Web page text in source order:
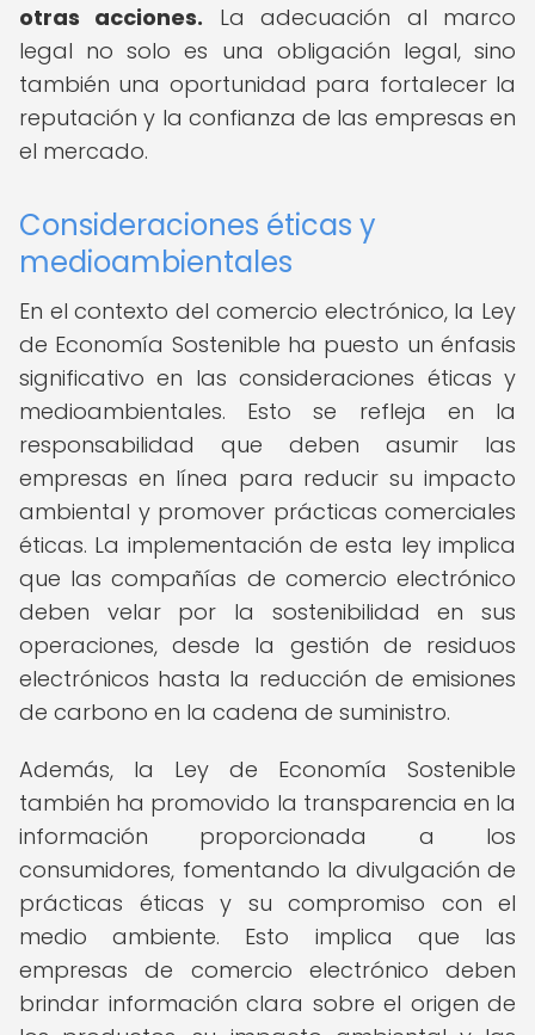
otras acciones. La adecuación al marco
legal no solo es una obligación legal, sino
también una oportunidad para fortalecer la
reputación y la confianza de las empresas en
el mercado.
Consideraciones éticas y
medioambientales
En el contexto del comercio electrónico, la Ley
de Economía Sostenible ha puesto un énfasis
significativo en las consideraciones éticas y
medioambientales. Esto se refleja en la
responsabilidad que deben asumir las
empresas en línea para reducir su impacto
ambiental y promover prácticas comerciales
éticas. La implementación de esta ley implica
que las compañías de comercio electrónico
deben velar por la sostenibilidad en sus
operaciones, desde la gestión de residuos
electrónicos hasta la reducción de emisiones
de carbono en la cadena de suministro.
Además, la Ley de Economía Sostenible
también ha promovido la transparencia en la
información proporcionada a los
consumidores, fomentando la divulgación de
prácticas éticas y su compromiso con el
medio ambiente. Esto implica que las
empresas de comercio electrónico deben
brindar información clara sobre el origen de